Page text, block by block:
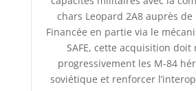
chars Leopard 2A8 auprès de
Financée en partie via le
SAFE, cette acquisition doit
progressivement les M-84
soviétique et renforcer